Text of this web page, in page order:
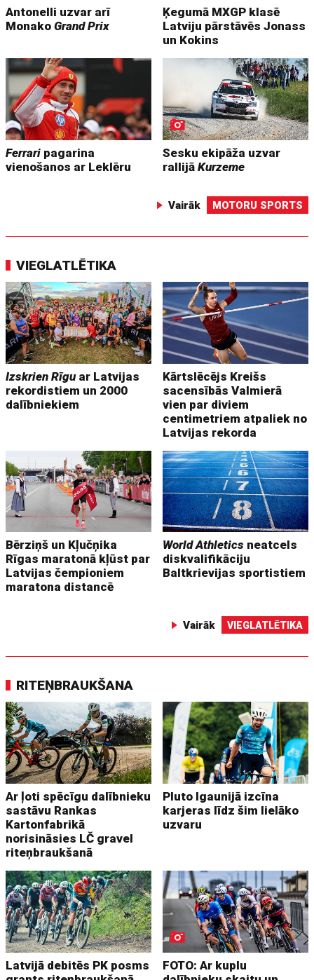
Antonelli uzvar arī
MonakoGrand Prix
Ķegumā MXGP klasē
Latviju pārstāvēs Jonass
un Kokins
Ferrari pagarina
vienošanos ar Leklēru
Sesku ekipāža uzvar
rallijāKurzeme
Vairāk MOTORU SPORTS
VIEGLATLĒTIKA
Izskrien Rīguar Latvijas
rekordistiem un 2000
dalībniekiem
Kārtslēcējs Kreišs
sacensībās Valmierā
vien par diviem
centimetriem atpaliek no
Latvijas rekorda
Bērziņš un Kļučņika
Rīgas maratonā kļūst par
Latvijas čempioniem
maratona distancē
World Athletics neatcels
diskvalifikāciju
Baltkrievijas sportistiem
Vairāk VIEGLATLĒTIKA
RITEŅBRAUKŠANA
Ar ļoti spēcīgu dalībnieku
sastāvu Rankas
Kartonfabrikā
norisināsies LČ gravel
riteņbraukšanā
Pluto Igaunijā izcīna
karjeras līdz šim lielāko
uzvaru
Latvijā debitēs PK posms
FOTO: Ar kuplu